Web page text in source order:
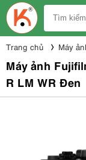
Trang chủ Máy
Máy ảnh
R LM WR Đen